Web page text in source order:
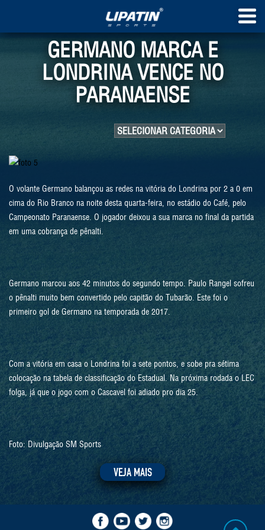
GERMANO MARCA E
LONDRINA VENCE NO
PARANAENSE
O volante Germano balançou as redes na vitória do Londrina por 2 a 0 em
cima do Rio Branco na noite desta quarta-feira, no estádio do Café, pelo
Campeonato Paranaense. O jogador deixou a sua marca no final da partida
em uma cobrança de pênalti.
Germano marcou aos 42 minutos do segundo tempo. Paulo Rangel sofreu
o pênalti muito bem convertido pelo capitão do Tubarão. Este foi o
primeiro gol de Germano na temporada de 2017.
Com a vitória em casa o Londrina foi a sete pontos, e sobe pra sétima
colocação na tabela de classificação do Estadual. Na próxima rodada o LEC
folga, já que o jogo com o Cascavel foi adiado pro dia 25.
Foto: Divulgação SM Sports
VEJA MAIS